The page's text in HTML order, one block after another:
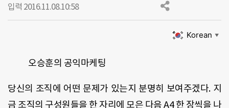
입력 2016.11.08.10:58
Korean ▼
오승훈의 공익마케팅
당신의 조직에 어떤 문제가 있는지 분명히 보여주겠다. 지
금 조직의 구성원들을 한 자리에 모은 다음 A4 한 장씩을 나